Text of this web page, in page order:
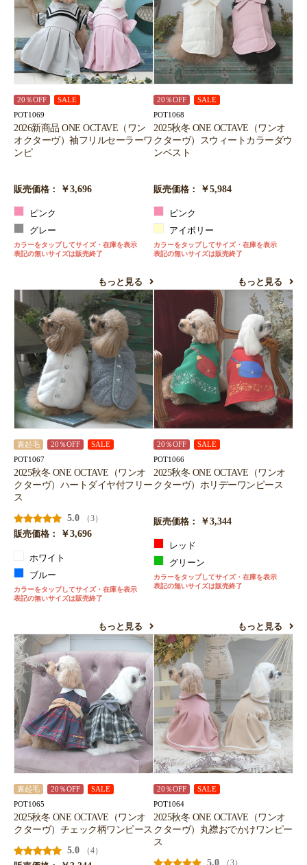
20％OFF SALE
POT1069
2026新商品 ONE OCTAVE（ワン
オクターヴ）袖フリルセーラーワ
ンピ
販売価格： ￥3,696
ピンク
グレー
カラーをタップしてサイズ・在庫を表示
表記の無いサイズは販売終了
もっと見る
20％OFF SALE
POT1068
2025秋冬 ONE OCTAVE（ワンオ
クターヴ）スウィートカラーダウ
ンベスト
販売価格： ￥5,984
ピンク
アイボリー
カラーをタップしてサイズ・在庫を表示
表記の無いサイズは販売終了
もっと見る
裏起毛 20％OFF SALE
POT1067
2025秋冬 ONE OCTAVE（ワンオ
クターヴ）ハートダイヤ付フリー
ス
5.0
（3）
販売価格：
￥3,696
ホワイト
ブルー
カラーをタップしてサイズ・在庫を表示
表記の無いサイズは販売終了
もっと見る
20％OFF SALE
POT1066
2025秋冬 ONE OCTAVE（ワンオ
クターヴ）ホリデーワンピース
販売価格： ￥3,344
レッド
グリーン
カラーをタップしてサイズ・在庫を表示
表記の無いサイズは販売終了
もっと見る
裏起毛 20％OFF SALE
POT1065
2025秋冬 ONE OCTAVE（ワンオ
クターヴ）チェック柄ワンピース
5.0
（4）
20％OFF SALE
POT1064
2025秋冬 ONE OCTAVE（ワンオ
クターヴ）丸襟おでかけワンピー
ス
5.0